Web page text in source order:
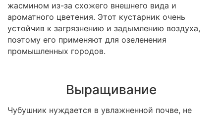
жасмином из-за схожего внешнего вида и
ароматного цветения. Этот кустарник очень
устойчив к загрязнению и задымлению воздуха,
поэтому его применяют для озеленения
промышленных городов.
Выращивание
Чубушник нуждается в увлажненной почве, не